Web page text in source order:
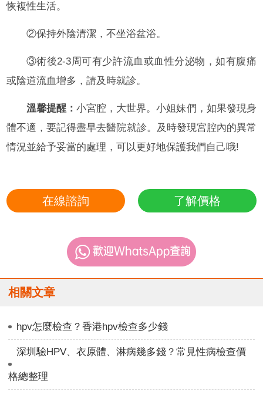
恢複性生活。
②保持外陰清潔，不坐浴盆浴。
③術後2-3周可有少許流血或血性分泌物，如有腹痛
或陰道流血增多，請及時就診。
溫馨提醒：小宮腔，大世界。小姐妹們，如果發現身
體不適，要記得盡早去醫院就診。及時發現宮腔內的異常
情況並給予妥當的處理，可以更好地保護我們自己哦!
在線諮詢 了解價格
相關文章
hpv怎麼檢查？香港hpv檢查多少錢
深圳驗HPV、衣原體、淋病幾多錢？常見性病檢查價
格總整理